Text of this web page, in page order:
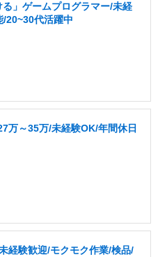
る」ゲームプログラマー/未経
20~30代活躍中
万～35万/未経験OK/年間休日
経験歓迎/モクモク作業/検品/